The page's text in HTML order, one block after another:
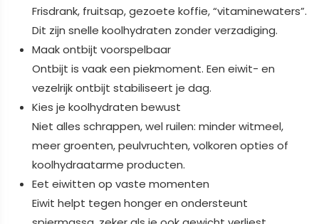
Frisdrank, fruitsap, gezoete koffie, “vitaminewaters”.
Dit zijn snelle koolhydraten zonder verzadiging.
Maak ontbijt voorspelbaar
Ontbijt is vaak een piekmoment. Een eiwit- en
vezelrijk ontbijt stabiliseert je dag.
Kies je koolhydraten bewust
Niet alles schrappen, wel ruilen: minder witmeel,
meer groenten, peulvruchten, volkoren opties of
koolhydraatarme producten.
Eet eiwitten op vaste momenten
Eiwit helpt tegen honger en ondersteunt